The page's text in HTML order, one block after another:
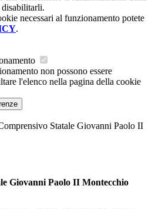
disabilitarli.
necessari al funzionamento potete
.
non possono essere
l'elenco nella pagina della cookie
Statale Giovanni Paolo II
Giovanni Paolo II Montecchio